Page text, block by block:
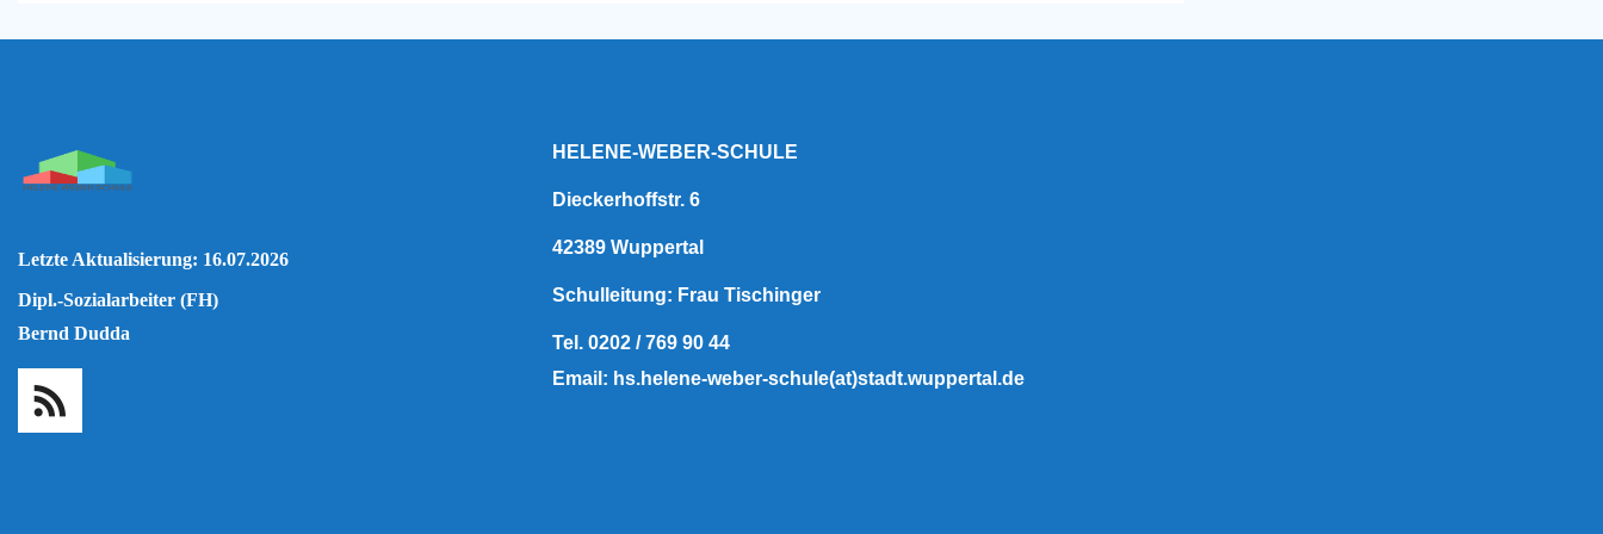
Letzte Aktualisierung: 16.07.2026
Dipl.-Sozialarbeiter (FH)
Bernd Dudda
HELENE-WEBER-SCHULE
Dieckerhoffstr. 6
42389 Wuppertal
Schulleitung: Frau Tischinger
Tel. 0202 / 769 90 44
Email: hs.helene-weber-schule(at)stadt.wuppertal.de